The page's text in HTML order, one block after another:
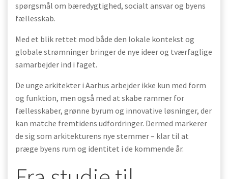
spørgsmål om bæredygtighed, socialt ansvar og byens
fællesskab.
Med et blik rettet mod både den lokale kontekst og
globale strømninger bringer de nye ideer og tværfaglige
samarbejder ind i faget.
De unge arkitekter i Aarhus arbejder ikke kun med form
og funktion, men også med at skabe rammer for
fællesskaber, grønne byrum og innovative løsninger, der
kan matche fremtidens udfordringer. Dermed markerer
de sig som arkitekturens nye stemmer – klar til at
præge byens rum og identitet i de kommende år.